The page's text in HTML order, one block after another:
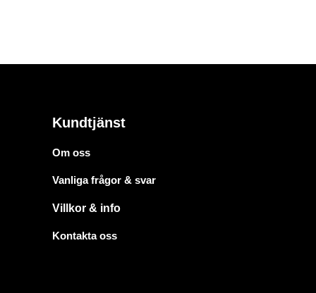
Kundtjänst
Om oss
Vanliga frågor & svar
Villkor & info
Kontakta oss